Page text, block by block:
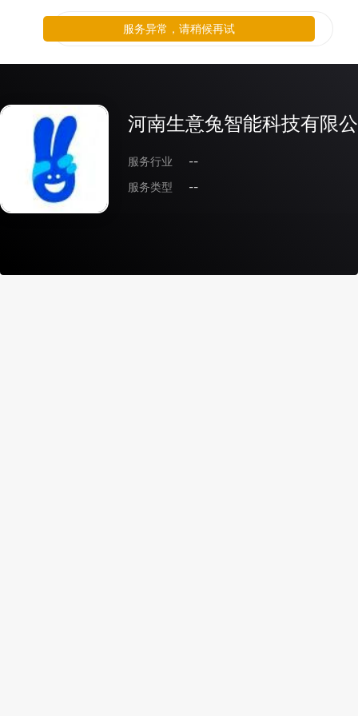
河南生意兔智能科技有限
服务行业
--
服务类型
--
服务异常，请稍候再试